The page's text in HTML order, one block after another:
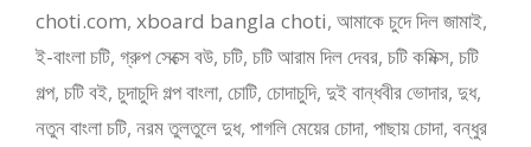
choti.com, xboard bangla choti, আমাকে চুদে দিল জামাই,
ই-বাংলা চটি, গ্রুপ সেক্সে বউ, চটি, চটি আরাম দিল দেবর, চটি কমিক্স, চটি
গল্প, চটি বই, চুদাচুদি গল্প বাংলা, চোটি, চোদাচুদি, দুই বান্ধবীর ভোদার, দুধ,
নতুন বাংলা চটি, নরম তুলতুলে দুধ, পাগলি মেয়ের চোদা, পাছায় চোদা, বন্ধুর